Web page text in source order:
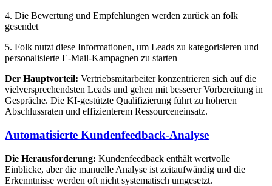
4. Die Bewertung und Empfehlungen werden zurück an folk
gesendet
5. Folk nutzt diese Informationen, um Leads zu kategorisieren und
personalisierte E-Mail-Kampagnen zu starten
Der Hauptvorteil: Vertriebsmitarbeiter konzentrieren sich auf die
vielversprechendsten Leads und gehen mit besserer Vorbereitung in
Gespräche. Die KI-gestützte Qualifizierung führt zu höheren
Abschlussraten und effizienterem Ressourceneinsatz.
Automatisierte Kundenfeedback-Analyse
Die Herausforderung: Kundenfeedback enthält wertvolle
Einblicke, aber die manuelle Analyse ist zeitaufwändig und die
Erkenntnisse werden oft nicht systematisch umgesetzt.